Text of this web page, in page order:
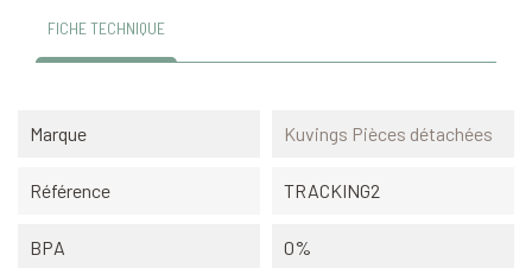
FICHE TECHNIQUE
Marque Kuvings Pièces détachées
Référence TRACKING2
BPA 0%